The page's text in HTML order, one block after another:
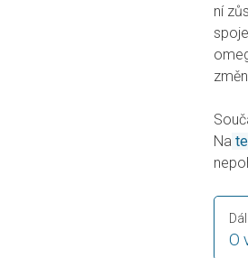
ní
Na
O